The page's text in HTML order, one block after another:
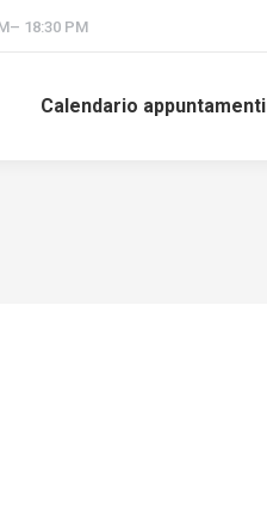
18:30 PM
Calendario appuntamenti